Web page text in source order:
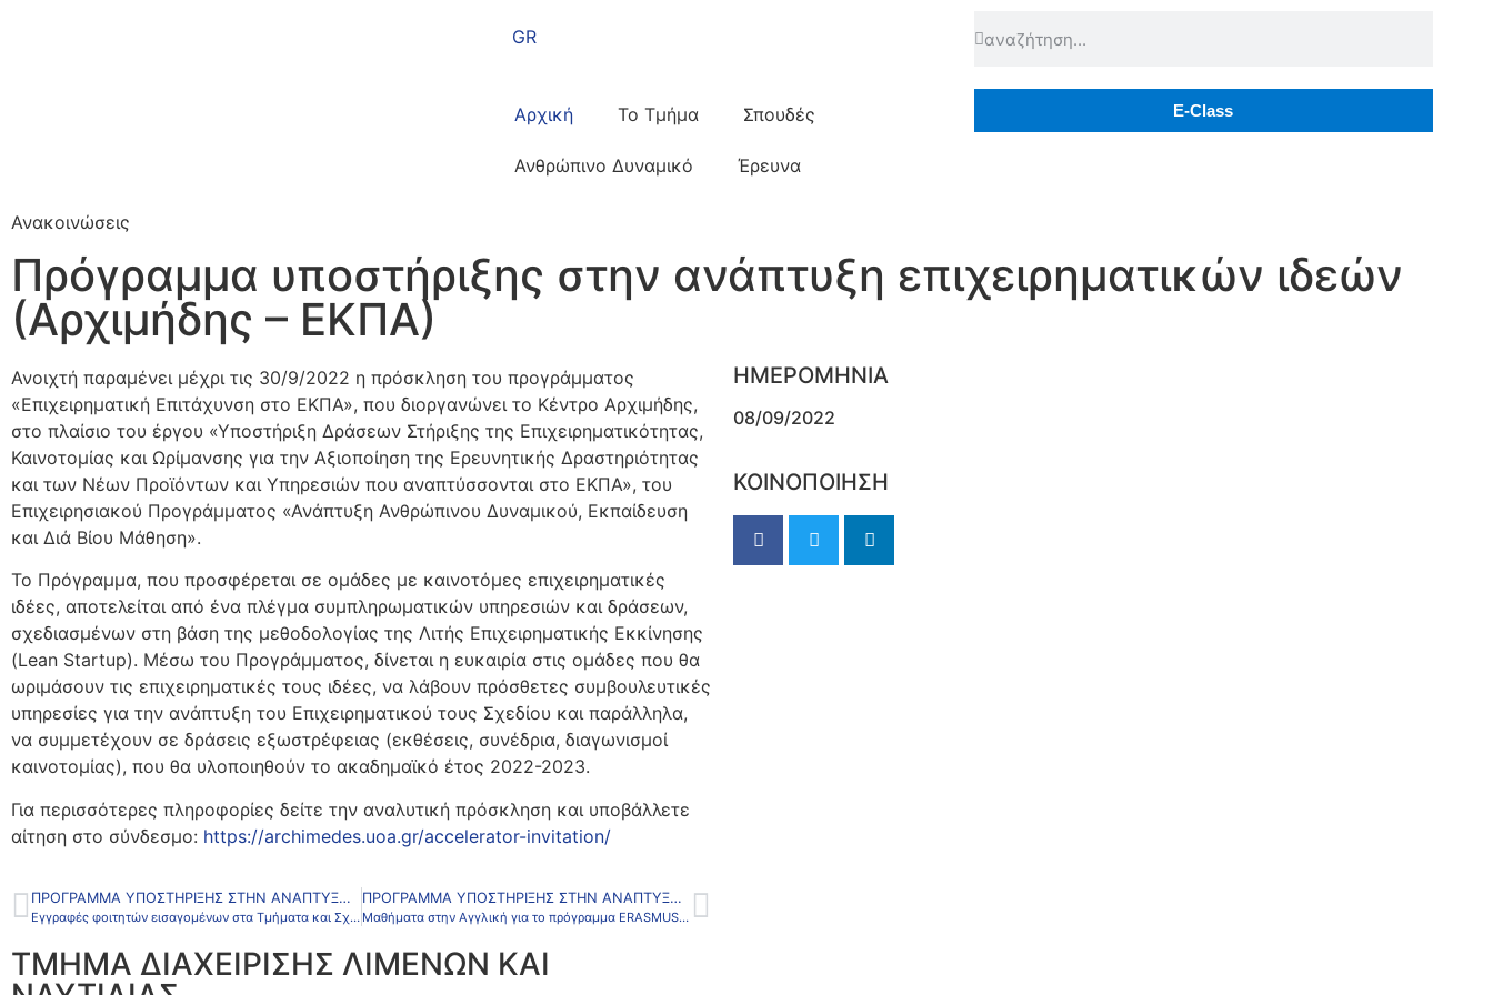
GR
Αρχική Το Τμήμα Σπουδές
Ανθρώπινο Δυναμικό Έρευνα
E-Class
Ανακοινώσεις
Πρόγραμμα υποστήριξης στην ανάπτυξη επιχειρηματικών ιδεών
(Αρχιμήδης – ΕΚΠΑ)
Ανοιχτή παραμένει μέχρι τις 30/9/2022 η πρόσκληση του προγράμματος
«Επιχειρηματική Επιτάχυνση στο ΕΚΠΑ», που διοργανώνει το Κέντρο Αρχιμήδης,
στο πλαίσιο του έργου «Υποστήριξη Δράσεων Στήριξης της Επιχειρηματικότητας,
Καινοτομίας και Ωρίμανσης για την Αξιοποίηση της Ερευνητικής Δραστηριότητας
και των Νέων Προϊόντων και Υπηρεσιών που αναπτύσσονται στο ΕΚΠΑ», του
Επιχειρησιακού Προγράμματος «Ανάπτυξη Ανθρώπινου Δυναμικού, Εκπαίδευση
και Διά Βίου Μάθηση».
Το Πρόγραμμα, που προσφέρεται σε ομάδες με καινοτόμες επιχειρηματικές
ιδέες, αποτελείται από ένα πλέγμα συμπληρωματικών υπηρεσιών και δράσεων,
σχεδιασμένων στη βάση της μεθοδολογίας της Λιτής Επιχειρηματικής Εκκίνησης
(Lean Startup). Μέσω του Προγράμματος, δίνεται η ευκαιρία στις ομάδες που θα
ωριμάσουν τις επιχειρηματικές τους ιδέες, να λάβουν πρόσθετες συμβουλευτικές
υπηρεσίες για την ανάπτυξη του Επιχειρηματικού τους Σχεδίου και παράλληλα,
να συμμετέχουν σε δράσεις εξωστρέφειας (εκθέσεις, συνέδρια, διαγωνισμοί
καινοτομίας), που θα υλοποιηθούν το ακαδημαϊκό έτος 2022-2023.
Για περισσότερες πληροφορίες δείτε την αναλυτική πρόσκληση και υποβάλλετε
αίτηση στο σύνδεσμο: https://archimedes.uoa.gr/accelerator-invitation/
ΠΡΌΓΡΑΜΜΑ ΥΠΟΣΤΉΡΙΞΗΣ ΣΤΗΝ ΑΝΆΠΤΥΞΗ ΕΠΙΧΕΙΡΗΜΑΤΙΚΏΝ ΙΔΕΏΝ (ΑΡΧΙΜΉΔΗΣ – ΕΚΠΑ)
Εγγραφές φοιτητών εισαγομένων στα Τμήματα και Σχολές της Τριτοβάθμιας Εκπαίδευσης στην ειδική κατηγορία των Αλλοδαπών – Αλλογενών, για το ακαδημαϊκό έτος 2022-2023
ΠΡΌΓΡΑΜΜΑ ΥΠΟΣΤΉΡΙΞΗΣ ΣΤΗΝ ΑΝΆΠΤΥΞΗ ΕΠΙΧΕΙΡΗΜΑΤΙΚΏΝ ΙΔΕΏΝ (ΑΡΧΙΜΉΔΗΣ – ΕΚΠΑ)
Μαθήματα στην Αγγλική για το πρόγραμμα ERASMUS+ και CIVIS
ΗΜΕΡΟΜΗΝΙΑ
08/09/2022
ΚΟΙΝΟΠΟΙΗΣΗ
ΤΜΗΜΑ ΔΙΑΧΕΙΡΙΣΗΣ ΛΙΜΕΝΩΝ ΚΑΙ